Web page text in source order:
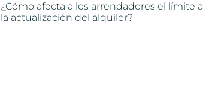
¿Cómo afecta a los arrendadores el límite a
la actualización del alquiler?